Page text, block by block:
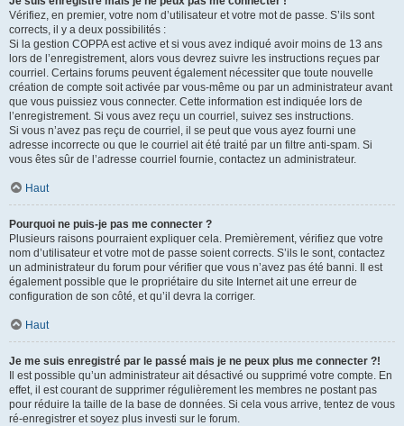
Vérifiez, en premier, votre nom d’utilisateur et votre mot de passe. S’ils sont
corrects, il y a deux possibilités :
Si la gestion COPPA est active et si vous avez indiqué avoir moins de 13 ans
lors de l’enregistrement, alors vous devrez suivre les instructions reçues par
courriel. Certains forums peuvent également nécessiter que toute nouvelle
création de compte soit activée par vous-même ou par un administrateur avant
que vous puissiez vous connecter. Cette information est indiquée lors de
l’enregistrement. Si vous avez reçu un courriel, suivez ses instructions.
Si vous n’avez pas reçu de courriel, il se peut que vous ayez fourni une
adresse incorrecte ou que le courriel ait été traité par un filtre anti-spam. Si
vous êtes sûr de l’adresse courriel fournie, contactez un administrateur.
Haut
Pourquoi ne puis-je pas me connecter ?
Plusieurs raisons pourraient expliquer cela. Premièrement, vérifiez que votre
nom d’utilisateur et votre mot de passe soient corrects. S’ils le sont, contactez
un administrateur du forum pour vérifier que vous n’avez pas été banni. Il est
également possible que le propriétaire du site Internet ait une erreur de
configuration de son côté, et qu’il devra la corriger.
Haut
Je me suis enregistré par le passé mais je ne peux plus me connecter ?!
Il est possible qu’un administrateur ait désactivé ou supprimé votre compte. En
effet, il est courant de supprimer régulièrement les membres ne postant pas
pour réduire la taille de la base de données. Si cela vous arrive, tentez de vous
ré-enregistrer et soyez plus investi sur le forum.